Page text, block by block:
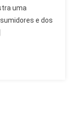
uma
e dos